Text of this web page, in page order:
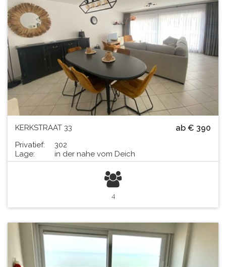
ab € 390
KERKSTRAAT 33
Privatief:
302
Lage:
in der nahe vom Deich
4